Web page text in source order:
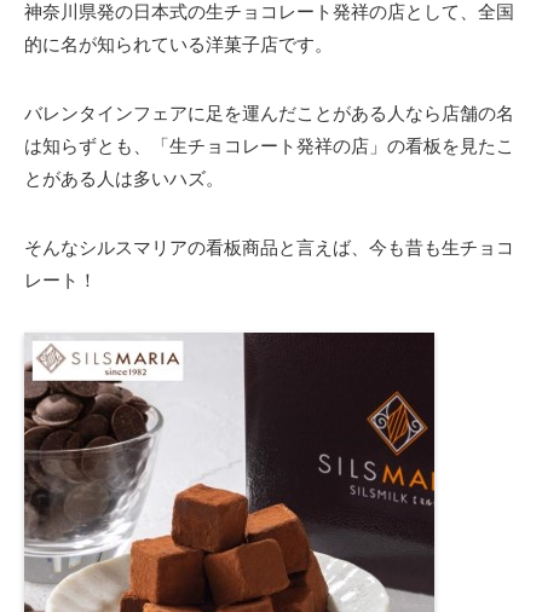
神奈川県発の日本式の生チョコレート発祥の店として、全国
的に名が知られている洋菓子店です。
バレンタインフェアに足を運んだことがある人なら店舗の名
は知らずとも、「生チョコレート発祥の店」の看板を見たこ
とがある人は多いハズ。
そんなシルスマリアの看板商品と言えば、今も昔も生チョコ
レート！